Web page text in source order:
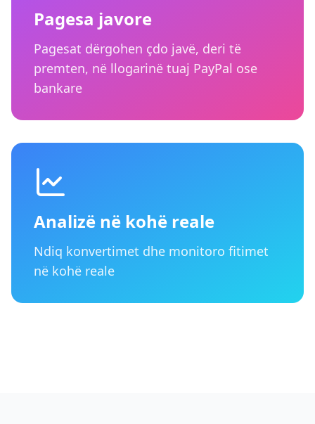
Pagesa javore
Pagesat dërgohen çdo javë, deri të
premten, në llogarinë tuaj PayPal ose
bankare
Analizë në kohë reale
Ndiq konvertimet dhe monitoro fitimet
në kohë reale